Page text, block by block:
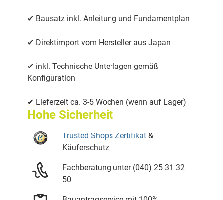
✔ Bausatz inkl. Anleitung und Fundamentplan
✔ Direktimport vom Hersteller aus Japan
✔ inkl. Technische Unterlagen gemäß
Konfiguration
✔ Lieferzeit ca. 3-5 Wochen (wenn auf Lager)
Hohe Sicherheit
Trusted Shops Zertifikat &
Käuferschutz
Fachberatung unter (040) 25 31 32
50